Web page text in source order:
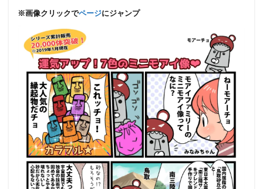
※画像クリックでページにジャンプ